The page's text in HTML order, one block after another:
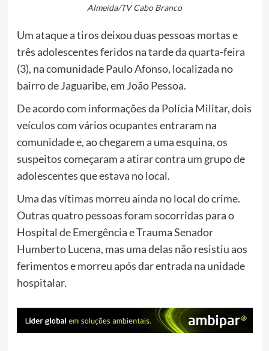
Almeida/TV Cabo Branco
Um ataque a tiros deixou duas pessoas mortas e
três adolescentes feridos na tarde da quarta-feira
(3), na comunidade Paulo Afonso, localizada no
bairro de Jaguaribe, em João Pessoa.
De acordo com informações da Polícia Militar, dois
veículos com vários ocupantes entraram na
comunidade e, ao chegarem a uma esquina, os
suspeitos começaram a atirar contra um grupo de
adolescentes que estava no local.
Uma das vítimas morreu ainda no local do crime.
Outras quatro pessoas foram socorridas para o
Hospital de Emergência e Trauma Senador
Humberto Lucena, mas uma delas não resistiu aos
ferimentos e morreu após dar entrada na unidade
hospitalar.